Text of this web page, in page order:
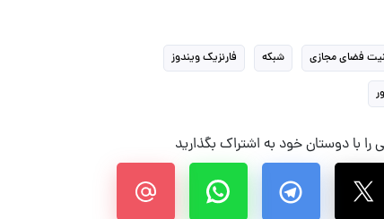
فضای مجازی شبکه فارنزیک ویندوز
را با دوستان خود به اشتراک بگذارید